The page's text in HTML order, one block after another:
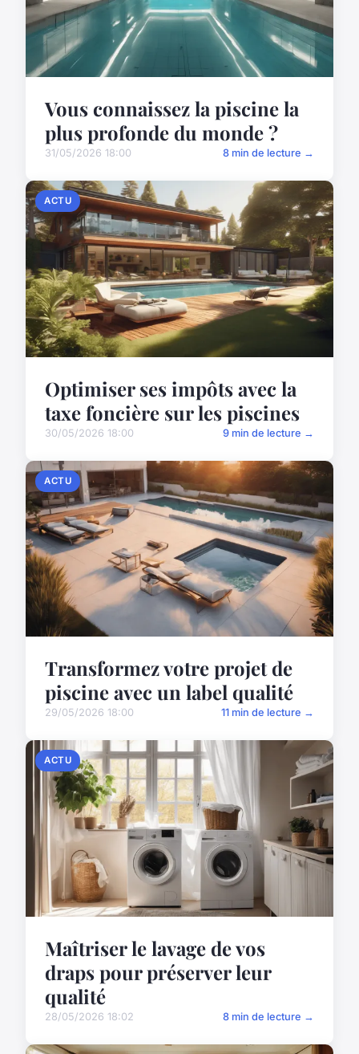
Vous connaissez la piscine la
plus profonde du monde ?
31/05/2026 18:00 8 min de lecture →
ACTU
Optimiser ses impôts avec la
taxe foncière sur les piscines
30/05/2026 18:00 9 min de lecture →
ACTU
Transformez votre projet de
piscine avec un label qualité
29/05/2026 18:00 11 min de lecture →
ACTU
Maîtriser le lavage de vos
draps pour préserver leur
qualité
28/05/2026 18:02 8 min de lecture →